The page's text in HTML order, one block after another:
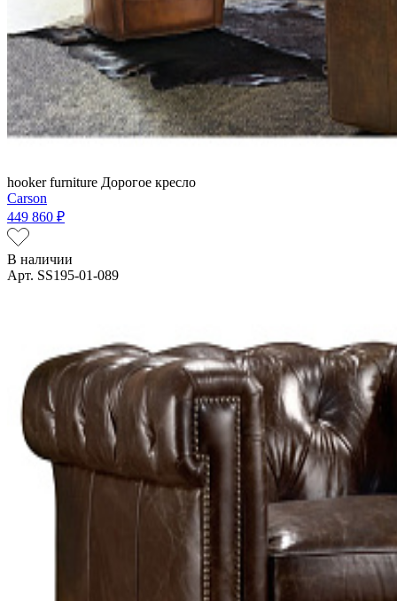
hooker furniture Дорогое кресло
Carson
449 860 ₽
В наличии
Арт. SS195-01-089